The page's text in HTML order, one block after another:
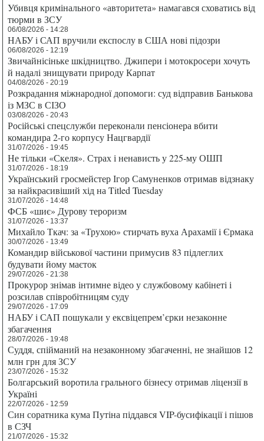
Убивця кримінального «авторитета» намагався сховатись від
тюрми в ЗСУ
06/08/2026 - 14:28
НАБУ і САП вручили експослу в США нові підозри
06/08/2026 - 12:19
Звичайнісіньке шкідництво. Джипери і мотокросери хочуть
й надалі знищувати природу Карпат
04/08/2026 - 20:19
Розкрадання міжнародної допомоги: суд відправив Банькова
із МЗС в СІЗО
03/08/2026 - 20:43
Російські спецслужби переконали пенсіонера вбити
командира 2-го корпусу Нацгвардії
31/07/2026 - 19:45
Не тільки «Скеля». Страх і ненависть у 225-му ОШП
31/07/2026 - 18:19
Український гросмейстер Ігор Самуненков отримав відзнаку
за найкрасивіший хід на Titled Tuesday
31/07/2026 - 14:48
ФСБ «шиє» Дурову тероризм
31/07/2026 - 13:37
Михайло Ткач: за «Трухою» стирчать вуха Арахамії і Єрмака
30/07/2026 - 13:49
Командир військової частини примусив 83 підлеглих
будувати йому маєток
29/07/2026 - 21:38
Прокурор знімав інтимне відео у службовому кабінеті і
розсилав співробітницям суду
29/07/2026 - 17:09
НАБУ і САП пошукали у ексвіцепрем’єрки незаконне
збагачення
28/07/2026 - 19:48
Суддя, спійманий на незаконному збагаченні, не знайшов 12
млн грн для ЗСУ
23/07/2026 - 15:32
Болгарський воротила грального бізнесу отримав ліцензії в
Україні
22/07/2026 - 12:59
Син соратника кума Путіна піддався VIP-бусифікації і пішов
в СЗЧ
21/07/2026 - 15:32